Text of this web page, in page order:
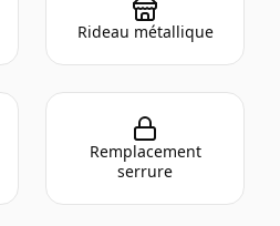
Rideau métallique
Remplacement
serrure